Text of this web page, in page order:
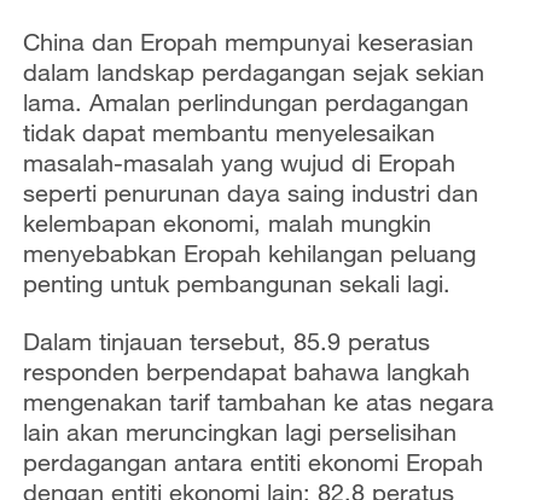
China dan Eropah mempunyai keserasian
dalam landskap perdagangan sejak sekian
lama. Amalan perlindungan perdagangan
tidak dapat membantu menyelesaikan
masalah-masalah yang wujud di Eropah
seperti penurunan daya saing industri dan
kelembapan ekonomi, malah mungkin
menyebabkan Eropah kehilangan peluang
penting untuk pembangunan sekali lagi.
Dalam tinjauan tersebut, 85.9 peratus
responden berpendapat bahawa langkah
mengenakan tarif tambahan ke atas negara
lain akan meruncingkan lagi perselisihan
perdagangan antara entiti ekonomi Eropah
dengan entiti ekonomi lain; 82.8 peratus